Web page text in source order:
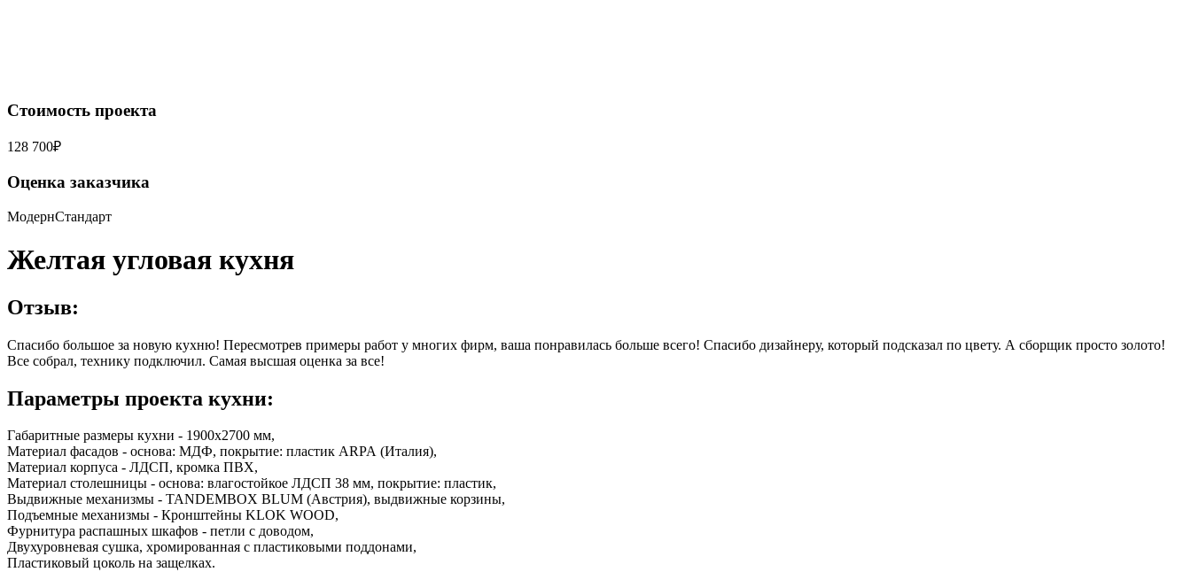
Стоимость проекта
128 700₽
Оценка заказчика
МодернСтандарт
Желтая угловая кухня
Отзыв:
Спасибо большое за новую кухню! Пересмотрев примеры работ у многих фирм, ваша понравилась больше всего! Спасибо дизайнеру, который подсказал по цвету. А сборщик просто золото!
Все собрал, технику подключил. Самая высшая оценка за все!
Параметры проекта кухни:
Габаритные размеры кухни - 1900х2700 мм,
Материал фасадов - основа: МДФ, покрытие: пластик ARPA (Италия),
Материал корпуса - ЛДСП, кромка ПВХ,
Материал столешницы - основа: влагостойкое ЛДСП 38 мм, покрытие: пластик,
Выдвижные механизмы - TANDEMBOX BLUM (Австрия), выдвижные корзины,
Подъемные механизмы - Кронштейны KLOK WOOD,
Фурнитура распашных шкафов - петли с доводом,
Двухуровневая сушка, хромированная с пластиковыми поддонами,
Пластиковый цоколь на защелках.